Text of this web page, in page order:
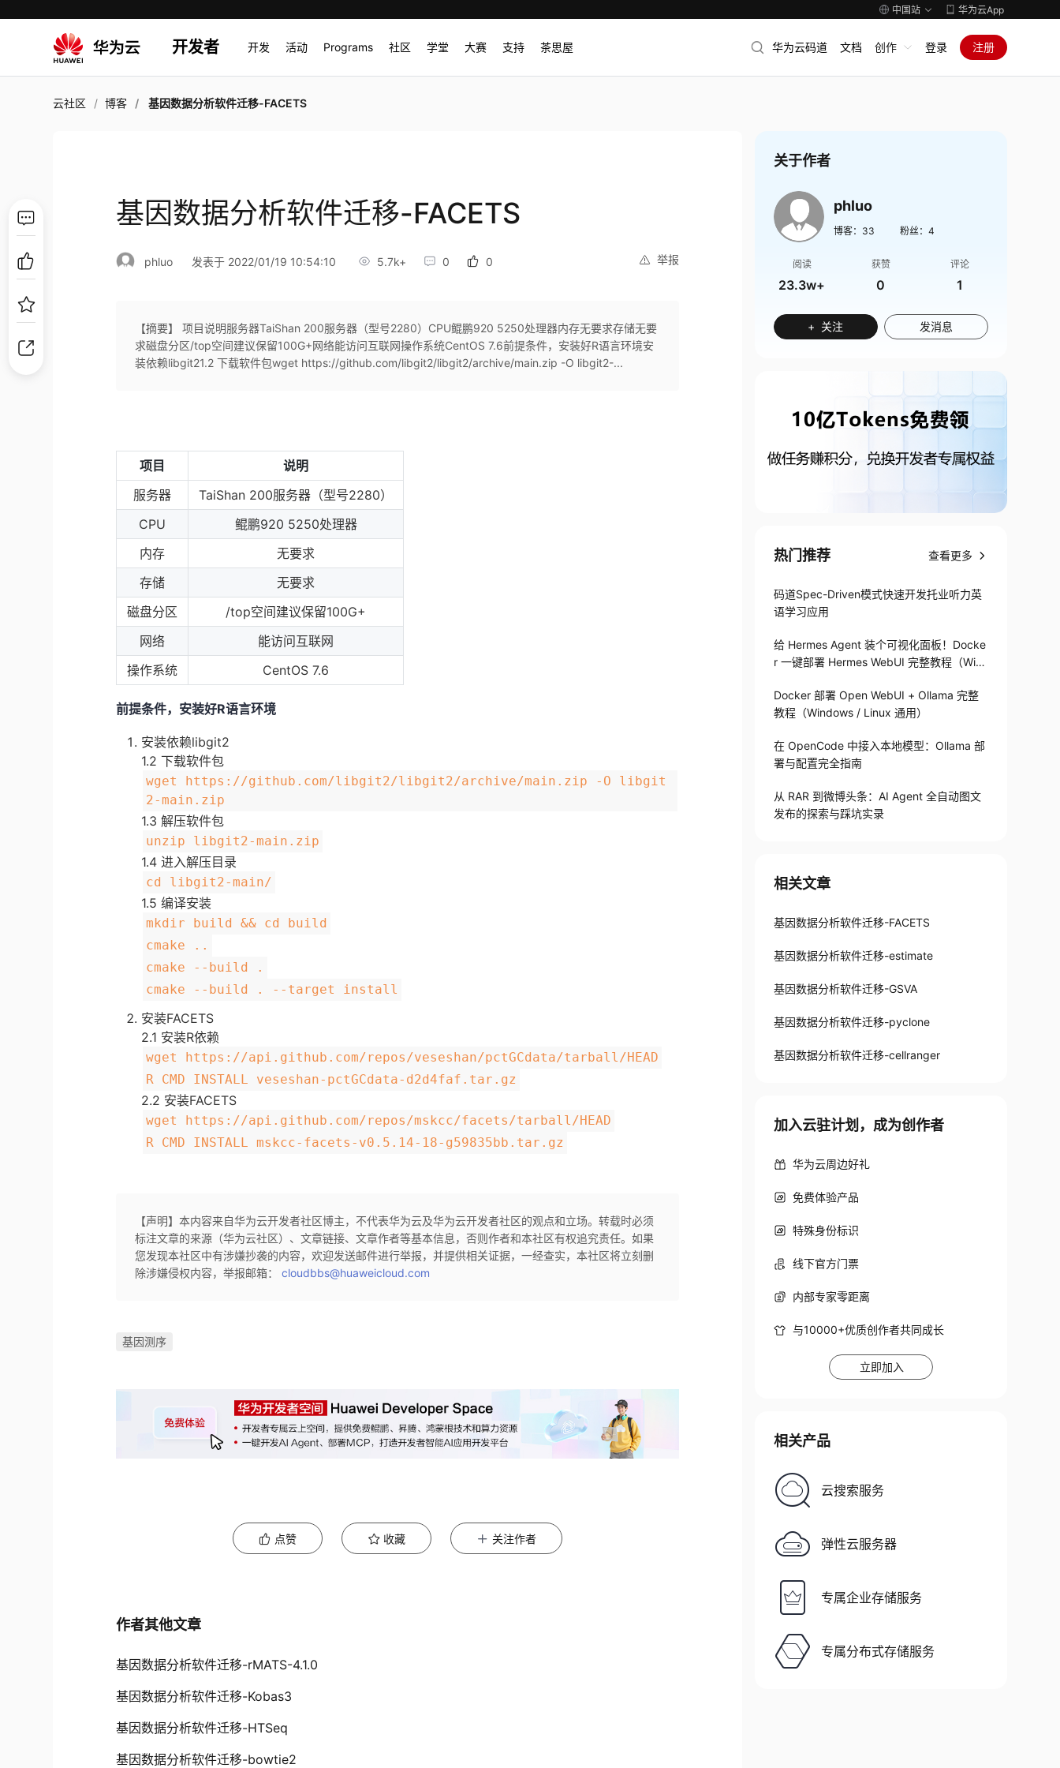
中国站 华为云App
开发者 开发 活动 Programs 社区 学堂 大赛 支持 茶思屋 华为云码道 文档 创作 登录 注册
云社区 博客 基因数据分析软件迁移-FACETS
基因数据分析软件迁移-FACETS
举报
phluo 发表于 2022/01/19 10:54:10 5.7k+ 0 0
【摘要】 项目说明服务器TaiShan 200服务器（型号2280）CPU鲲鹏920 5250处理器内存无要求存储无要
求磁盘分区/top空间建议保留100G+网络能访问互联网操作系统CentOS 7.6前提条件，安装好R语言环境安
装依赖libgit21.2 下载软件包wget https://github.com/libgit2/libgit2/archive/main.zip -O libgit2-...
项目
说明
服务器
TaiShan 200服务器（型号2280）
CPU
鲲鹏920 5250处理器
内存
无要求
存储
无要求
磁盘分区
/top空间建议保留100G+
网络
能访问互联网
操作系统
CentOS 7.6
前提条件，安装好R语言环境
安装依赖libgit2
1.2 下载软件包
wget https://github.com/libgit2/libgit2/archive/main.zip -O libgit
2-main.zip
1.3 解压软件包
unzip libgit2-main.zip
1.4 进入解压目录
cd libgit2-main/
1.5 编译安装
mkdir build && cd build
cmake ..
cmake --build .
cmake --build . --target install
安装FACETS
2.1 安装R依赖
wget https://api.github.com/repos/veseshan/pctGCdata/tarball/HEAD
R CMD INSTALL veseshan-pctGCdata-d2d4faf.tar.gz
2.2 安装FACETS
wget https://api.github.com/repos/mskcc/facets/tarball/HEAD
R CMD INSTALL mskcc-facets-v0.5.14-18-g59835bb.tar.gz
【声明】本内容来自华为云开发者社区博主，不代表华为云及华为云开发者社区的观点和立场。转载时必须
标注文章的来源（华为云社区）、文章链接、文章作者等基本信息，否则作者和本社区有权追究责任。如果
您发现本社区中有涉嫌抄袭的内容，欢迎发送邮件进行举报，并提供相关证据，一经查实，本社区将立刻删
除涉嫌侵权内容，举报邮箱：cloudbbs@huaweicloud.com
基因测序
点赞 收藏 关注作者
作者其他文章
基因数据分析软件迁移-rMATS-4.1.0
基因数据分析软件迁移-Kobas3
基因数据分析软件迁移-HTSeq
基因数据分析软件迁移-bowtie2
关于作者
phluo
博客： 33 粉丝： 4
阅读
23.3w+
获赞
0
评论
1
+ 关注 发消息
热门推荐 查看更多
码道Spec-Driven模式快速开发托业听力英
语学习应用
给 Hermes Agent 装个可视化面板！Docke
r 一键部署 Hermes WebUI 完整教程（Win
Docker 部署 Open WebUI + Ollama 完整
教程（Windows / Linux 通用）
在 OpenCode 中接入本地模型：Ollama 部
署与配置完全指南
从 RAR 到微博头条：AI Agent 全自动图文
发布的探索与踩坑实录
相关文章
基因数据分析软件迁移-FACETS
基因数据分析软件迁移-estimate
基因数据分析软件迁移-GSVA
基因数据分析软件迁移-pyclone
基因数据分析软件迁移-cellranger
加入云驻计划，成为创作者
华为云周边好礼
免费体验产品
特殊身份标识
线下官方门票
内部专家零距离
与10000+优质创作者共同成长
立即加入
相关产品
云搜索服务
弹性云服务器
专属企业存储服务
专属分布式存储服务